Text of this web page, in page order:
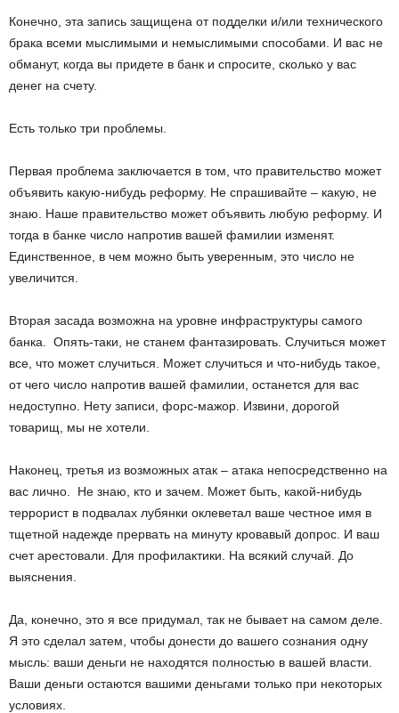
Конечно, эта запись защищена от подделки и/или технического
брака всеми мыслимыми и немыслимыми способами. И вас не
обманут, когда вы придете в банк и спросите, сколько у вас
денег на счету.
Есть только три проблемы.
Первая проблема заключается в том, что правительство может
объявить какую-нибудь реформу. Не спрашивайте – какую, не
знаю. Наше правительство может объявить любую реформу. И
тогда в банке число напротив вашей фамилии изменят.
Единственное, в чем можно быть уверенным, это число не
увеличится.
Вторая засада возможна на уровне инфраструктуры самого
банка. Опять-таки, не станем фантазировать. Случиться может
все, что может случиться. Может случиться и что-нибудь такое,
от чего число напротив вашей фамилии, останется для вас
недоступно. Нету записи, форс-мажор. Извини, дорогой
товарищ, мы не хотели.
Наконец, третья из возможных атак – атака непосредственно на
вас лично. Не знаю, кто и зачем. Может быть, какой-нибудь
террорист в подвалах лубянки оклеветал ваше честное имя в
тщетной надежде прервать на минуту кровавый допрос. И ваш
счет арестовали. Для профилактики. На всякий случай. До
выяснения.
Да, конечно, это я все придумал, так не бывает на самом деле.
Я это сделал затем, чтобы донести до вашего сознания одну
мысль: ваши деньги не находятся полностью в вашей власти.
Ваши деньги остаются вашими деньгами только при некоторых
условиях.